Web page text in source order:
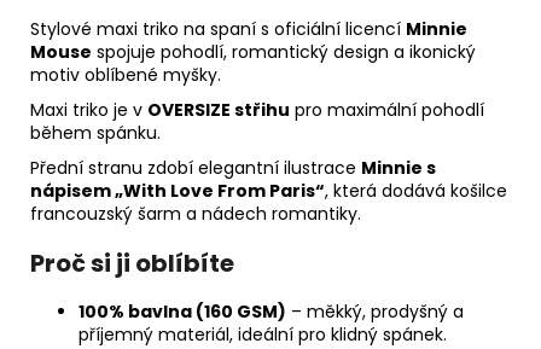
Stylové maxi triko na spaní s oficiální licencí Minnie
Mouse spojuje pohodlí, romantický design a ikonický
motiv oblíbené myšky.
Maxi triko je v OVERSIZE střihu pro maximální pohodlí
během spánku.
Přední stranu zdobí elegantní ilustrace Minnie s
nápisem „With Love From Paris“, která dodává košilce
francouzský šarm a nádech romantiky.
Proč si ji oblíbíte
100% bavlna (160 GSM) – měkký, prodyšný a
příjemný materiál, ideální pro klidný spánek.